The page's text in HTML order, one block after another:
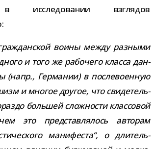
иссле­до­ва­нии взгля­дов
воины между раз­ными
и того же рабо­чего класса дан­
(напр., Германии) в после­во­ен­ную
и мно­гое дру­гое, что сви­де­тель­
боль­шей слож­но­сти клас­со­вой
это пред­став­ля­лось авто­рам
мани­фе­ста“, о дли­тель­